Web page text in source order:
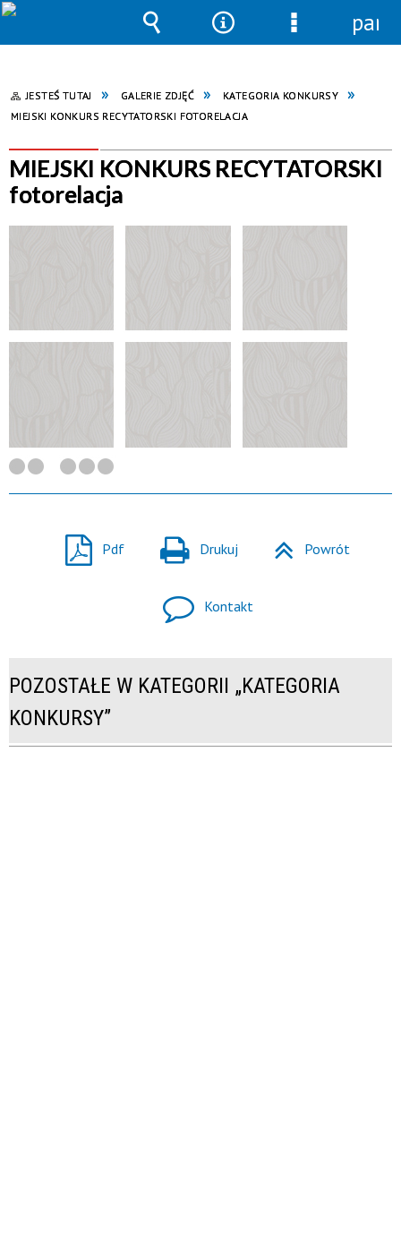
JESTEŚ TUTAJ GALERIE ZDJĘĆ
KATEGORIA KONKURSY
MIEJSKI KONKURS RECYTATORSKI FOTORELACJA
MIEJSKI KONKURS RECYTATORSKI
fotorelacja
Pdf Drukuj Powrót
Kontakt
POZOSTAŁE W KATEGORII „KATEGORIA
KONKURSY”
Wyszukiwarka
NarzędziaMenu